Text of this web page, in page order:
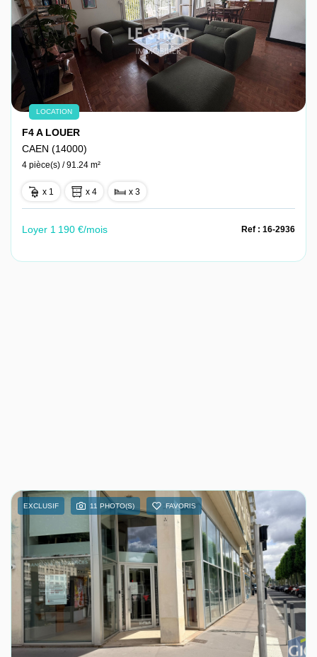
LOCATION
F4 A LOUER
CAEN (14000)
4 pièce(s) / 91.24 m²
x 1 x 4 x 3
Loyer 1 190 €/mois Ref : 16-2936
EXCLUSIF 11 PHOTO(S) FAVORIS